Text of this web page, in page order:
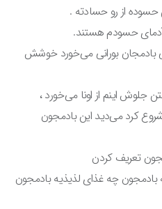
از رو حسادته .
حسودم هستند.
بورانی می‌خورد خوشش
اینم از اونا می‌خورد ،
کرد می‌دید این بادمجون
تعریف کردن
چه غذای لذیذیه بادمجون